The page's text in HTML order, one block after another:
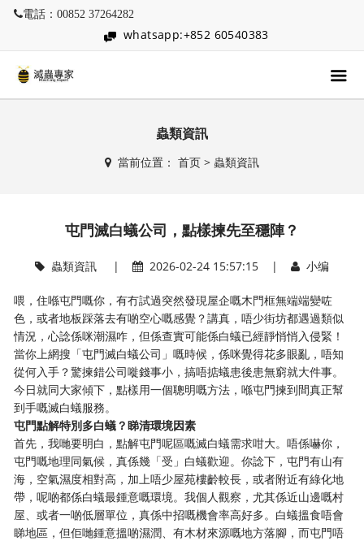
電話：00852 37264282
whatsapp:+852 60540383
蟲類資訊
當前位置： 首页> 蟲類資訊
屯門滅白蟻公司，點樣揀先至穩陣？
蟲類資訊| 2026-02-24 15:57:15 | 小编
喂，住喺屯門嘅你，有冇試過突然發現屋企嘅木門框無端端變咗
色，或者地板踩落去有啲空心嘅感覺？講真，唔少街坊都遇過類似
情況，心諗係咪潮濕咋，但係查實可能係白蟻已經靜悄悄入侵緊！
當你上網搜「屯門滅白蟻公司」嘅時候，係咪覺得花多眼亂，唔知
從何入手？驚揀錯公司嘥錢事小，搞唔掂蟻患後患無窮就大件事。
今日就同大家傾下，點樣用一個聰明嘅方法，喺屯門揀到間真正幫
到手嘅滅白蟻服務。
屯門點解特別多白蟻？睇清環境因素
首先，我哋要明白，點解屯門呢區嘅滅白蟻需求咁大。唔係嚇你，
屯門嘅地理同氣候，真係幾「受」白蟻歡迎。你諗下，屯門有山有
海，空氣濕度相對高，加上唔少屋苑樓齡較長，或者附近有綠化地
帶，呢啲都係白蟻最鍾意嘅環境。我個人觀察，尤其係近山邊嘅村
屋、或者一啲低層單位，真係中招嘅機會率高好多。白蟻搵食唔會
睇地區，但佢哋鍾意搵啲濕潤、有木材來源嘅地方落腳，而屯門唔